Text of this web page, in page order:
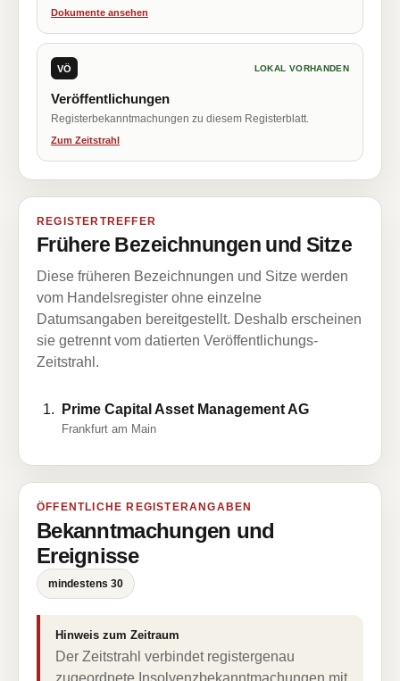
Dokumente ansehen
VÖ LOKAL VORHANDEN
Veröffentlichungen
Registerbekanntmachungen zu diesem Registerblatt.
Zum Zeitstrahl
REGISTERTREFFER
Frühere Bezeichnungen und Sitze
Diese früheren Bezeichnungen und Sitze werden
vom Handelsregister ohne einzelne
Datumsangaben bereitgestellt. Deshalb erscheinen
sie getrennt vom datierten Veröffentlichungs-
Zeitstrahl.
Prime Capital Asset Management AG
Frankfurt am Main
ÖFFENTLICHE REGISTERANGABEN
Bekanntmachungen und
Ereignisse
mindestens 30
Hinweis zum Zeitraum
Der Zeitstrahl verbindet registergenau
zugeordnete Insolvenzbekanntmachungen mit